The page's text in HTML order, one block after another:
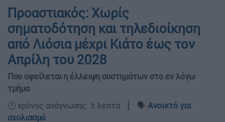
Προαστιακός: Χωρίς
σηματοδότηση και τηλεδιοίκηση
από Λιόσια μέχρι Κιάτο έως τον
Απρίλη του 2028
Που οφείλεται η έλλειψη συστημάτων στο εν λόγω
τμήμα
🕛 χρόνος ανάγνωσης: 5 λεπτά ┋ 🗣️ Ανοικτό για
σχολιασμό